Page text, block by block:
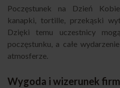
Poczęstunek na Dzień
kanapki, tortille, przekąski
Dzięki temu uczestnicy
poczęstunku, a całe
atmosferze.
Wygoda i wizerunek